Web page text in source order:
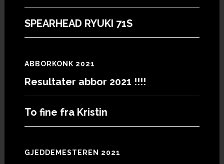
SPEARHEAD RYUKI 71S
ABBORKONK 2021
Resultater abbor 2021 !!!!
To fine fra Kristin
GJEDDEMESTEREN 2021